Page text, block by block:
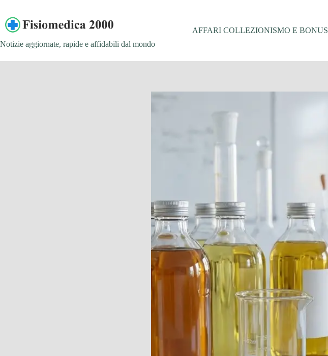
contenuto
Notizie aggiornate, rapide e affidabili dal mondo
AFFARI COLLEZIONISMO E BONUS